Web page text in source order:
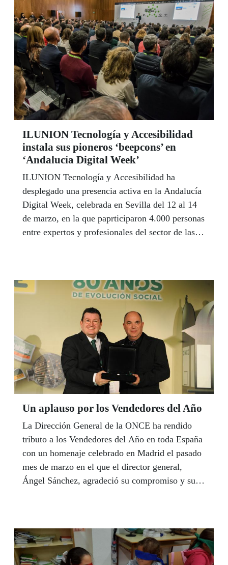
su juicio, es vital que la comunidad educativa se
implique en la inclusión de personas con autismo
en la sociedad para superar las barreras que
todavía entorpecen esa inclusión.
ILUNION Tecnología y Accesibilidad
instala sus pioneros ‘beepcons’ en
‘Andalucía Digital Week’
ILUNION Tecnología y Accesibilidad ha
desplegado una presencia activa en la Andalucía
Digital Week, celebrada en Sevilla del 12 al 14
de marzo, en la que paprticiparon 4.000 personas
entre expertos y profesionales del sector de las
especialmente diseñadas para facilitar a las
personas con discapacidad visual la
identificación y localización de los objetos
cercanos en lugares cerrados. La Andalucía
Digital Week fue inaugurada por el Rey Felipe
VI.
Un aplauso por los Vendedores del Año
La Dirección General de la ONCE ha rendido
tributo a los Vendedores del Año en toda España
con un homenaje celebrado en Madrid el pasado
mes de marzo en el que el director general,
Ángel Sánchez, agradeció su compromiso y su
Málaga, Ismael Barrera, de Conil (Cádiz) y
Carmelo Torres de Jaén.